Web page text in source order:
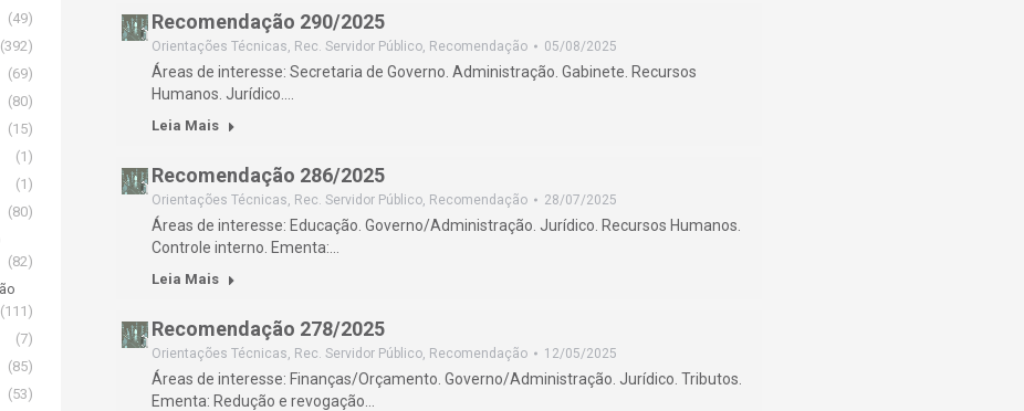
Recomendação 290/2025
Orientações Técnicas, Rec. Servidor Público, Recomendação 05/08/2025
Áreas de interesse: Secretaria de Governo. Administração. Gabinete. Recursos
Humanos. Jurídico.…
Leia Mais
Recomendação 286/2025
Orientações Técnicas, Rec. Servidor Público, Recomendação 28/07/2025
Áreas de interesse: Educação. Governo/Administração. Jurídico. Recursos Humanos.
Controle interno. Ementa:…
Leia Mais
Recomendação 278/2025
Orientações Técnicas, Rec. Servidor Público, Recomendação 12/05/2025
Áreas de interesse: Finanças/Orçamento. Governo/Administração. Jurídico. Tributos.
Ementa: Redução e revogação…
(49)
(392)
(69)
(80)
(15)
(1)
(1)
(80)
(82)
(111)
(7)
(85)
(53)